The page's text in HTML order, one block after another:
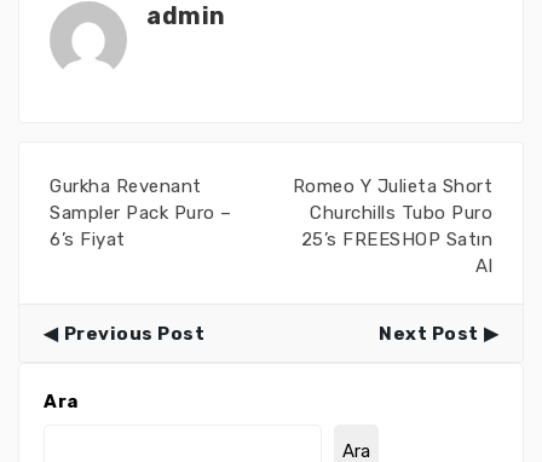
admin
Gurkha Revenant
Sampler Pack Puro –
6’s Fiyat
Romeo Y Julieta Short
Churchills Tubo Puro
25’s FREESHOP Satın
Al
Previous Post Next Post
Ara
Ara